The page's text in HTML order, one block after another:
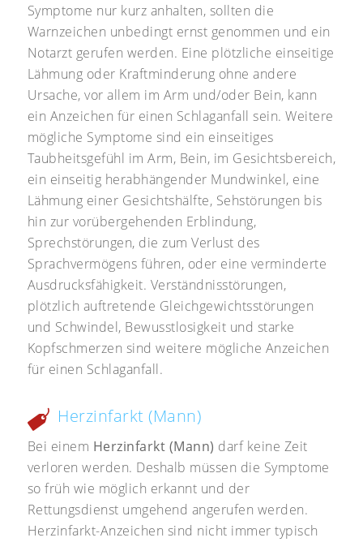
Symptome nur kurz anhalten, sollten die
Warnzeichen unbedingt ernst genommen und ein
Notarzt gerufen werden. Eine plötzliche einseitige
Lähmung oder Kraftminderung ohne andere
Ursache, vor allem im Arm und/oder Bein, kann
ein Anzeichen für einen Schlaganfall sein. Weitere
mögliche Symptome sind ein einseitiges
Taubheitsgefühl im Arm, Bein, im Gesichtsbereich,
ein einseitig herabhängender Mundwinkel, eine
Lähmung einer Gesichtshälfte, Sehstörungen bis
hin zur vorübergehenden Erblindung,
Sprechstörungen, die zum Verlust des
Sprachvermögens führen, oder eine verminderte
Ausdrucksfähigkeit. Verständnisstörungen,
plötzlich auftretende Gleichgewichtsstörungen
und Schwindel, Bewusstlosigkeit und starke
Kopfschmerzen sind weitere mögliche Anzeichen
für einen Schlaganfall.
Herzinfarkt (Mann)
Bei einem Herzinfarkt (Mann) darf keine Zeit
verloren werden. Deshalb müssen die Symptome
so früh wie möglich erkannt und der
Rettungsdienst umgehend angerufen werden.
Herzinfarkt-Anzeichen sind nicht immer typisch